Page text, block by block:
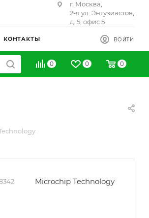
г. Москва,
2-я ул. Энтузиастов,
д. 5, офис 5
КОНТАКТЫ ВОЙТИ
0 0 0
Microchip Technology